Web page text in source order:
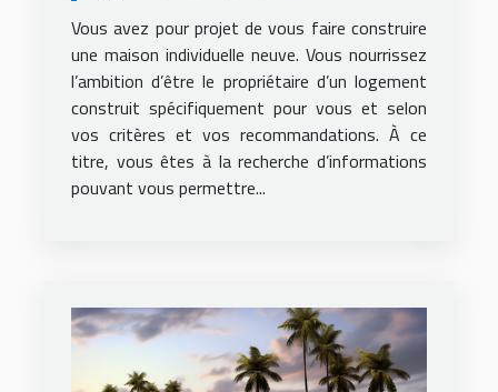
individuelles
Vous avez pour projet de vous faire construire
une maison individuelle neuve. Vous nourrissez
l’ambition d’être le propriétaire d’un logement
construit spécifiquement pour vous et selon
vos critères et vos recommandations. À ce
titre, vous êtes à la recherche d’informations
pouvant vous permettre...